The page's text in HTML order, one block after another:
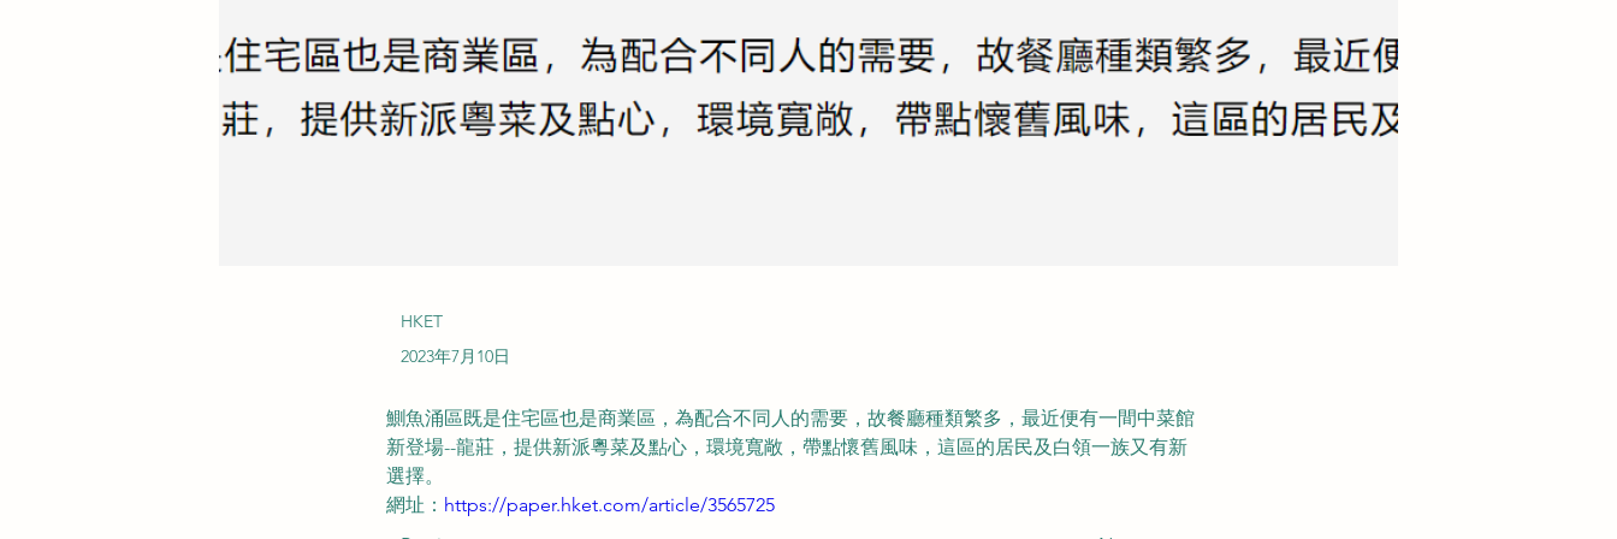
HKET
2023年7月10日
鰂魚涌區既是住宅區也是商業區，為配合不同人的需要，故餐廳種類繁多，最近便有一間中菜館
新登場--龍莊，提供新派粵菜及點心，環境寬敞，帶點懷舊風味，這區的居民及白領一族又有新
選擇。
網址： https://paper.hket.com/article/3565725